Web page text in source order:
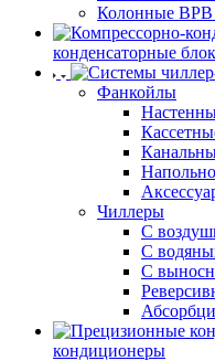
Колонные ВРВ
конденсаторные
Фанкойлы
Чиллеры
С
С
С
кондиционеры